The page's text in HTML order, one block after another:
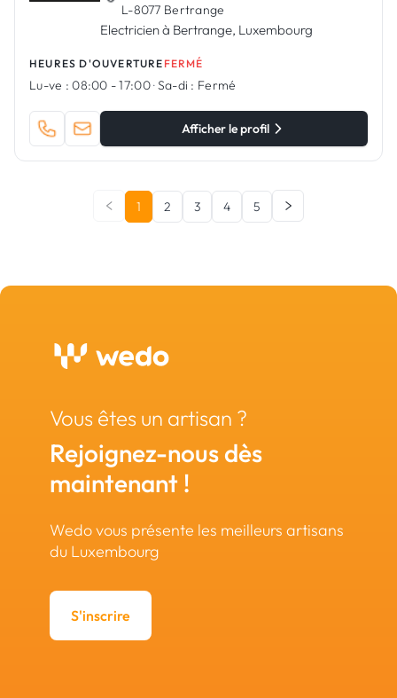
L-8077 Bertrange
Electricien à Bertrange, Luxembourg
HEURES D'OUVERTURE FERMÉ
Lu-ve : 08:00 - 17:00·Sa-di : Fermé
Afficher le profil
1 2 3 4 5
Vous êtes un artisan ?
Rejoignez-nous dès
maintenant !
Wedo vous présente les meilleurs artisans
du Luxembourg
S'inscrire